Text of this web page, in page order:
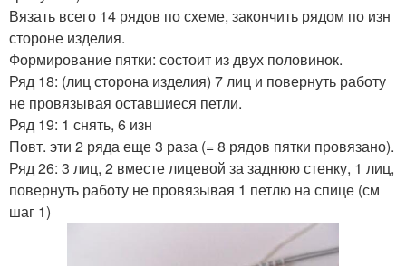
Вязать всего 14 рядов по схеме, закончить рядом по изн
стороне изделия.
Формирование пятки: состоит из двух половинок.
Ряд 18: (лиц сторона изделия) 7 лиц и повернуть работу
не провязывая оставшиеся петли.
Ряд 19: 1 снять, 6 изн
Повт. эти 2 ряда еще 3 раза (= 8 рядов пятки провязано).
Ряд 26: 3 лиц, 2 вместе лицевой за заднюю стенку, 1 лиц,
повернуть работу не провязывая 1 петлю на спице (см
шаг 1)